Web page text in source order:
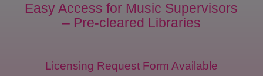
Easy Access for Music Supervisors
– Pre-cleared Libraries
Licensing Request Form Available